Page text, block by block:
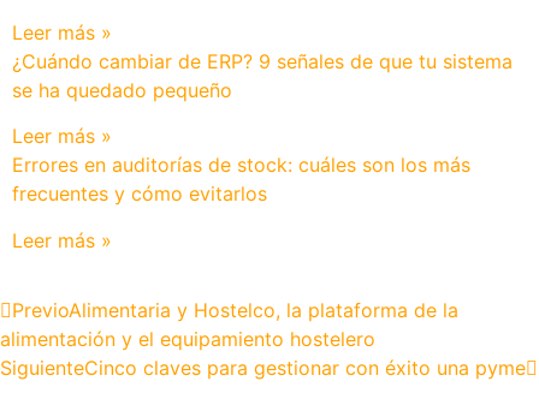
Leer más »
¿Cuándo cambiar de ERP? 9 señales de que tu sistema
se ha quedado pequeño
Leer más »
Errores en auditorías de stock: cuáles son los más
frecuentes y cómo evitarlos
Leer más »
PrevioAlimentaria y Hostelco, la plataforma de la
alimentación y el equipamiento hostelero
SiguienteCinco claves para gestionar con éxito una pyme